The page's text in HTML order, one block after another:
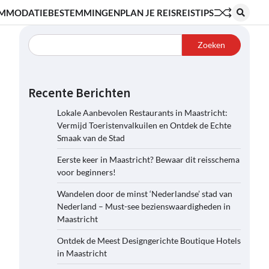
BESTEMMINGENPLAN JE REISREISTIPS
Zoeken
Recente Berichten
Lokale Aanbevolen Restaurants in Maastricht:
Vermijd Toeristenvalkuilen en Ontdek de Echte
Smaak van de Stad
Eerste keer in Maastricht? Bewaar dit reisschema
voor beginners!
Wandelen door de minst ‘Nederlandse’ stad van
Nederland – Must-see bezienswaardigheden in
Maastricht
Ontdek de Meest Designgerichte Boutique Hotels
in Maastricht